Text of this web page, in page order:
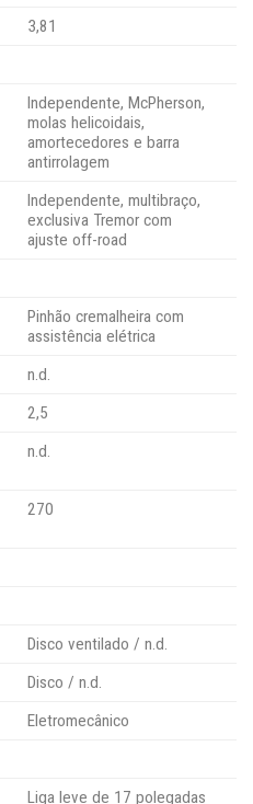
3,81
Independente, McPherson,
molas helicoidais,
amortecedores e barra
antirrolagem
Independente, multibraço,
exclusiva Tremor com
ajuste off-road
Pinhão cremalheira com
assistência elétrica
n.d.
2,5
n.d.
270
Disco ventilado / n.d.
Disco / n.d.
Eletromecânico
Liga leve de 17 polegadas